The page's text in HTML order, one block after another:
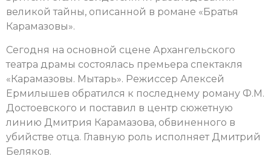
великой тайны, описанной в романе «Братья
Карамазовы».
Сегодня на основной сцене Архангельского
театра драмы состоялась премьера спектакля
«Карамазовы. Мытарь». Режиссер Алексей
Ермилышев обратился к последнему роману Ф.М.
Достоевского и поставил в центр сюжетную
линию Дмитрия Карамазова, обвиненного в
убийстве отца. Главную роль исполняет Дмитрий
Беляков.